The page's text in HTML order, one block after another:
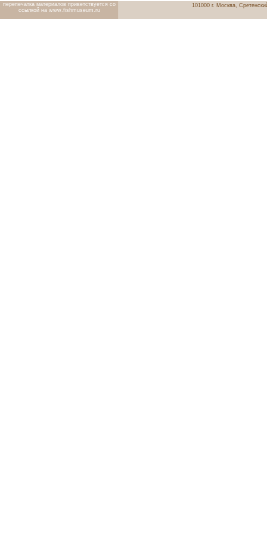
перепечатка материалов приветствуется со
ссылкой на www.fishmuseum.ru
101000 г. Москва,